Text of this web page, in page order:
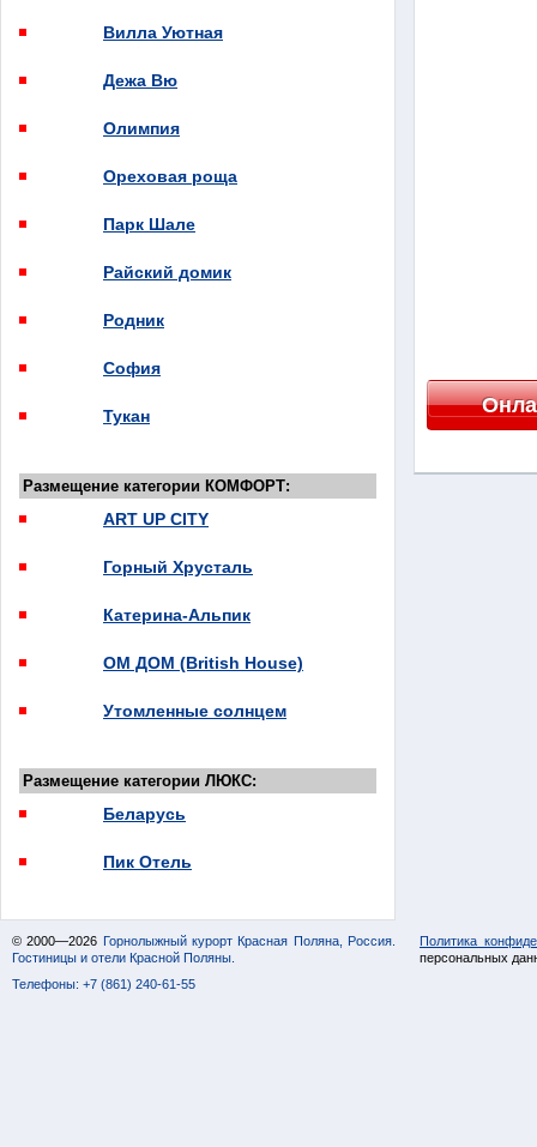
Вилла Уютная
Дежа Вю
Олимпия
Ореховая роща
Парк Шале
Райский домик
Родник
София
Тукан
Размещение категории КОМФОРТ:
ART UP CITY
Горный Хрусталь
Катерина-Альпик
ОМ ДОМ (British House)
Утомленные солнцем
Размещение категории ЛЮКС:
Беларусь
Пик Отель
© 2000—2026 Горнолыжный курорт Красная Поляна, Россия.
Гостиницы и отели Красной Поляны.
Телефоны: +7 (861) 240-61-55
Политика
персональных